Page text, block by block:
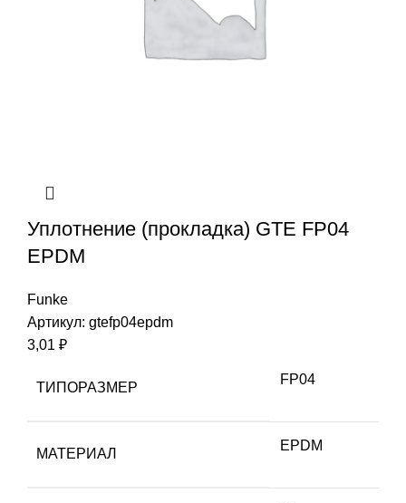
Уплотнение (прокладка) GTE FP04
EPDM
Funke
Артикул: gtefp04epdm
3,01 ₽
ТИПОРАЗМЕР
FP04
МАТЕРИАЛ
EPDM